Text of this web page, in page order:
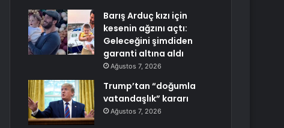
Barış Arduç kızı için
kesenin ağzını açtı:
Geleceğini şimdiden
garanti altına aldı
Ağustos 7, 2026
Trump’tan “doğumla
vatandaşlık” kararı
Ağustos 7, 2026